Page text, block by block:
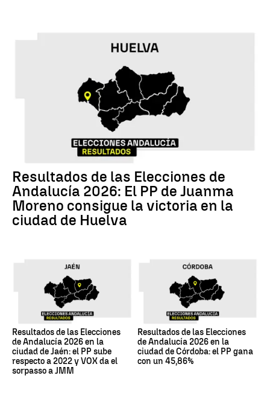
Resultados de las Elecciones de
Andalucía 2026: El PP de Juanma
Moreno consigue la victoria en la
ciudad de Huelva
Resultados de las Elecciones
de Andalucía 2026 en la
ciudad de Jaén: el PP sube
respecto a 2022 y VOX da el
sorpasso a JMM
Resultados de las Elecciones
de Andalucía 2026 en la
ciudad de Córdoba: el PP gana
con un 45,86%